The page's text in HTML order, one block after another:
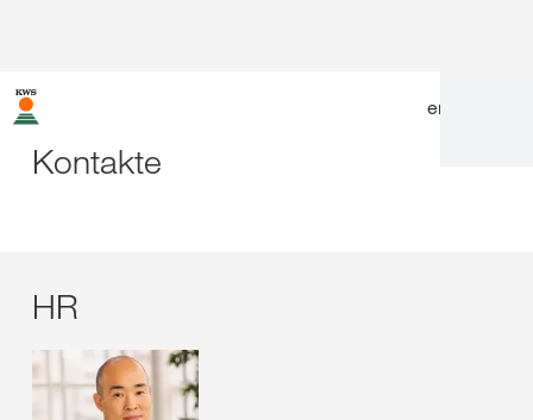
en
Kontakte
HR